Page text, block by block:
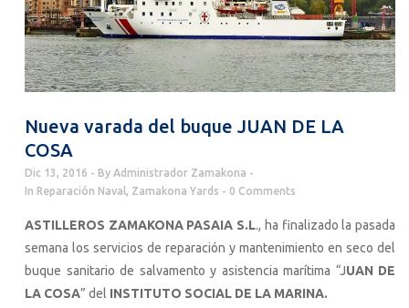
Nueva varada del buque JUAN DE LA
COSA
Dic 13, 2016 By Administrador Zamakona
In Reparación Naval, Zamakona Yards 0 Comments
ASTILLEROS ZAMAKONA PASAIA S.L., ha finalizado la pasada
semana los servicios de reparación y mantenimiento en seco del
buque sanitario de salvamento y asistencia marítima “JUAN DE
LA COSA” del INSTITUTO SOCIAL DE LA MARINA.